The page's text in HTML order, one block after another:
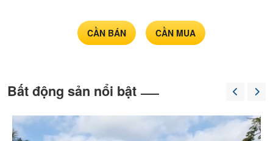
CẦN BÁN CẦN MUA
Bất động sản nổi bật